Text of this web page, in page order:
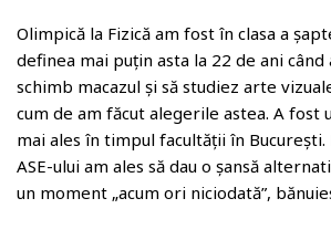
o
o
m
Olimpică la Fizică am fost în clasa a
definea mai puțin asta la 22 de ani
schimb macazul și să studiez arte
cum de am făcut alegerile astea. A fost
mai ales în timpul facultății în București.
ASE-ului am ales să dau o șansă
un moment „acum ori niciodată”,